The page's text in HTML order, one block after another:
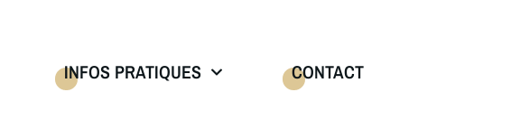
INFOS PRATIQUES CONTACT